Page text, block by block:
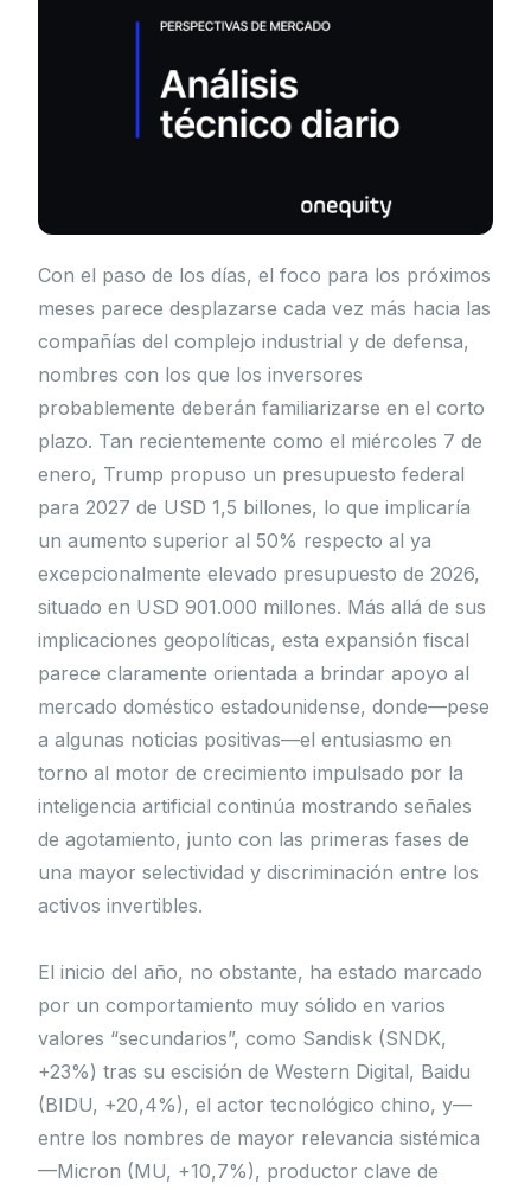
Con el paso de los días, el foco para los próximos
meses parece desplazarse cada vez más hacia las
compañías del complejo industrial y de defensa,
nombres con los que los inversores
probablemente deberán familiarizarse en el corto
plazo. Tan recientemente como el miércoles 7 de
enero, Trump propuso un presupuesto federal
para 2027 de USD 1,5 billones, lo que implicaría
un aumento superior al 50% respecto al ya
excepcionalmente elevado presupuesto de 2026,
situado en USD 901.000 millones. Más allá de sus
implicaciones geopolíticas, esta expansión fiscal
parece claramente orientada a brindar apoyo al
mercado doméstico estadounidense, donde—pese
a algunas noticias positivas—el entusiasmo en
torno al motor de crecimiento impulsado por la
inteligencia artificial continúa mostrando señales
de agotamiento, junto con las primeras fases de
una mayor selectividad y discriminación entre los
activos invertibles.
El inicio del año, no obstante, ha estado marcado
por un comportamiento muy sólido en varios
valores “secundarios”, como Sandisk (SNDK,
+23%) tras su escisión de Western Digital, Baidu
(BIDU, +20,4%), el actor tecnológico chino, y—
entre los nombres de mayor relevancia sistémica
—Micron (MU, +10,7%), productor clave de